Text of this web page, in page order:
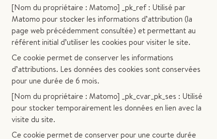
[Nom du propriétaire : Matomo] _pk_ref : Utilisé par
Matomo pour stocker les informations d’attribution (la
page web précédemment consultée) et permettant au
référent initial d’utiliser les cookies pour visiter le site.
Ce cookie permet de conserver les informations
d’attributions. Les données des cookies sont conservées
pour une durée de 6 mois.
[Nom du propriétaire : Matomo] _pk_cvar_pk_ses : Utilisé
pour stocker temporairement les données en lien avec la
visite du site.
Ce cookie permet de conserver pour une courte durée